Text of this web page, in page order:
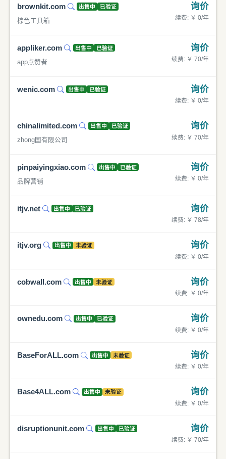
brownkit.com 出售中 已验证
棕色工具箱
询价
续费: ￥ 0/年
appliker.com 出售中 已验证
app点赞者
询价
续费: ￥ 70/年
wenic.com 出售中 已验证 询价
续费: ￥ 0/年
chinalimited.com 出售中 已验证
zhong国有限公司
询价
续费: ￥ 70/年
pinpaiyingxiao.com 出售中 已验证
品牌营销
询价
续费: ￥ 0/年
itjv.net 出售中 已验证 询价
续费: ￥ 78/年
itjv.org 出售中 未验证 询价
续费: ￥ 0/年
cobwall.com 出售中 未验证 询价
续费: ￥ 0/年
ownedu.com 出售中 已验证 询价
续费: ￥ 0/年
BaseForALL.com 出售中 未验证 询价
续费: ￥ 0/年
Base4ALL.com 出售中 未验证 询价
续费: ￥ 0/年
disruptionunit.com 出售中 已验证 询价
续费: ￥ 70/年